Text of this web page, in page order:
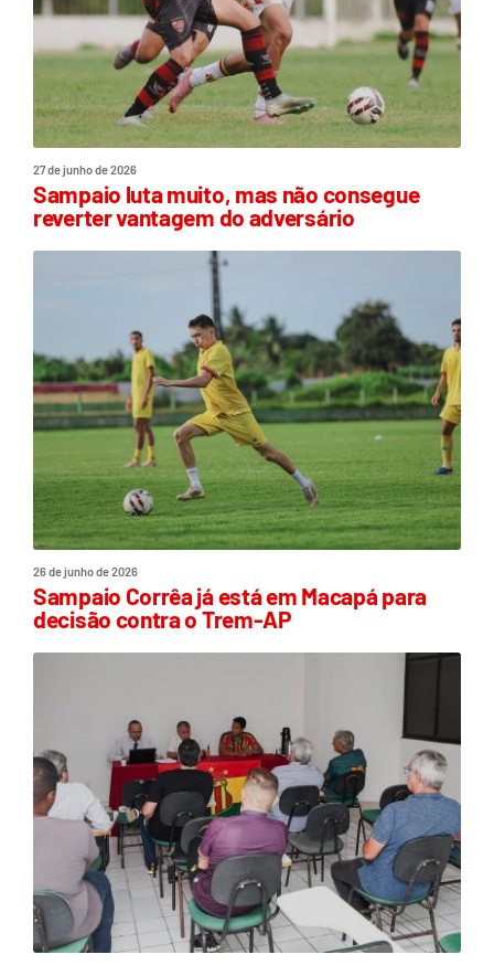
27 de junho de 2026
Sampaio luta muito, mas não consegue
reverter vantagem do adversário
26 de junho de 2026
Sampaio Corrêa já está em Macapá para
decisão contra o Trem-AP